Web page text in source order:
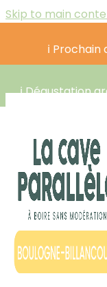
Skip to main
ℹ️
ℹ️ Dégustation